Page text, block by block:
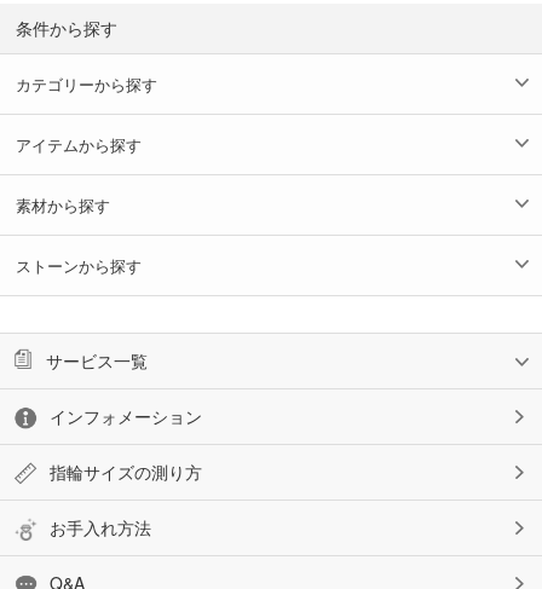
条件から探す
カテゴリーから探す
アイテムから探す
素材から探す
ストーンから探す
サービス一覧
インフォメーション
指輪サイズの測り方
お手入れ方法
Q&A